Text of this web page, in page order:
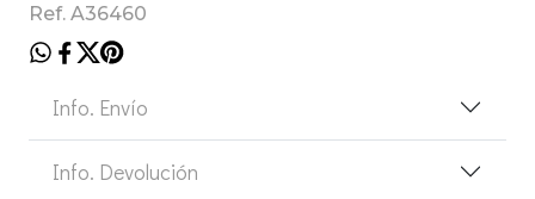
Ref. A36460
Info. Envío
Info. Devolución